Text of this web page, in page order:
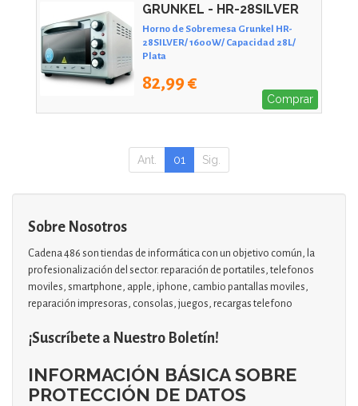
GRUNKEL - HR-28SILVER
Horno de Sobremesa Grunkel HR-
28SILVER/ 1600W/ Capacidad 28L/
Plata
82,99 €
Comprar
Ant. 01 Sig.
Sobre Nosotros
Cadena 486 son tiendas de informática con un objetivo común, la
profesionalización del sector. reparación de portatiles, telefonos
moviles, smartphone, apple, iphone, cambio pantallas moviles,
reparación impresoras, consolas, juegos, recargas telefono
¡Suscríbete a Nuestro Boletín!
INFORMACIÓN BÁSICA SOBRE
PROTECCIÓN DE DATOS